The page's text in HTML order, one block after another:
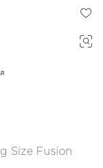
Size Fusion